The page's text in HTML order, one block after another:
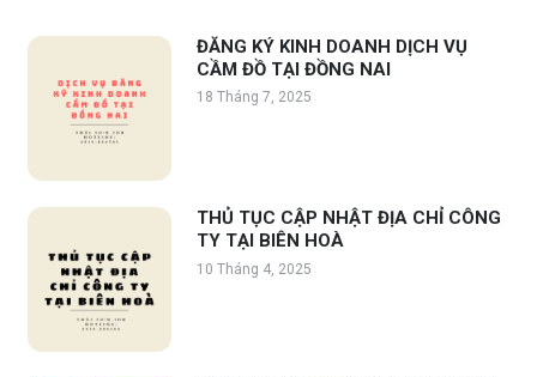
ĐĂNG KÝ KINH DOANH DỊCH VỤ
CẦM ĐỒ TẠI ĐỒNG NAI
18 Tháng 7, 2025
THỦ TỤC CẬP NHẬT ĐỊA CHỈ CÔNG
TY TẠI BIÊN HOÀ
10 Tháng 4, 2025